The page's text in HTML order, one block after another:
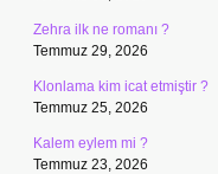
Zehra ilk ne romanı ?
Temmuz 29, 2026
Klonlama kim icat etmiştir ?
Temmuz 25, 2026
Kalem eylem mi ?
Temmuz 23, 2026